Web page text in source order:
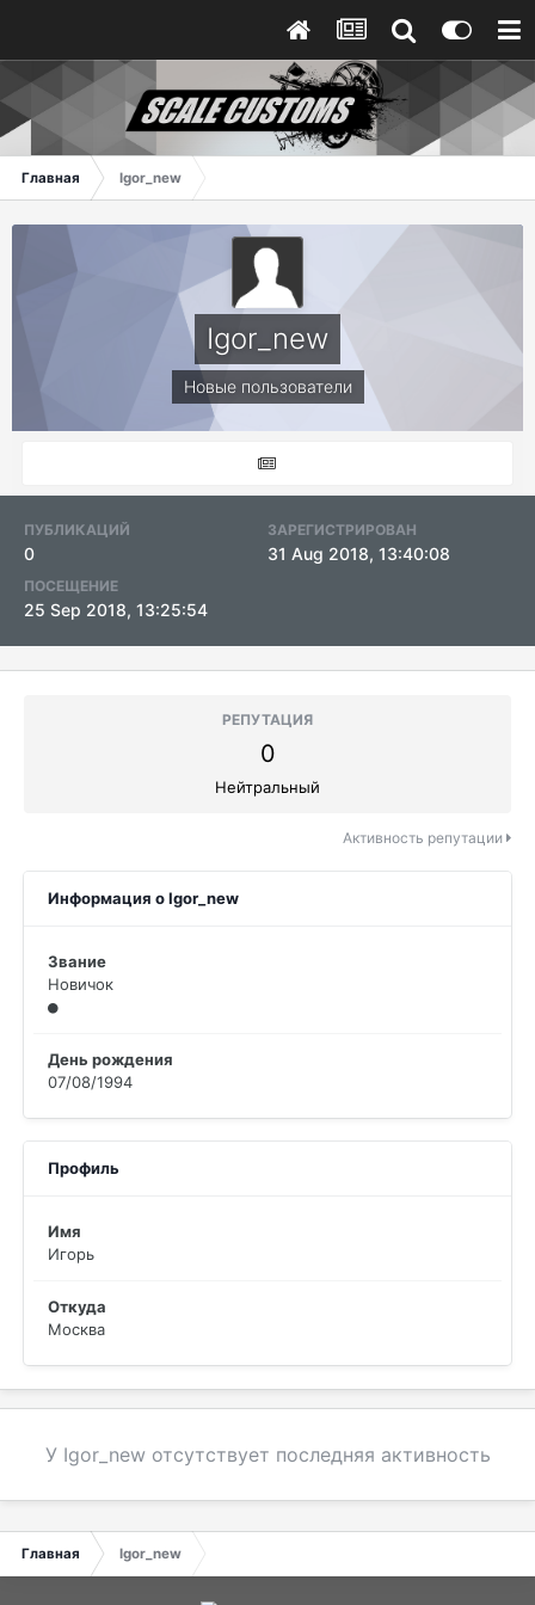
Главная Igor_new
Igor_new
Новые пользователи
ПУБЛИКАЦИЙ
0
ЗАРЕГИСТРИРОВАН
31 Aug 2018, 13:40:08
ПОСЕЩЕНИЕ
25 Sep 2018, 13:25:54
РЕПУТАЦИЯ
0
Нейтральный
Активность репутации
Информация о Igor_new
Звание
Новичок
День рождения
07/08/1994
Профиль
Имя
Игорь
Откуда
Москва
У Igor_new отсутствует последняя активность
Главная Igor_new